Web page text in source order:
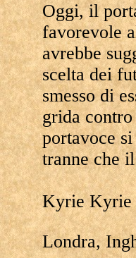
Oggi, il
favorevole
avrebbe
scelta dei
smesso di
grida
portavoce
tranne che
Kyrie Kyrie
Londra,